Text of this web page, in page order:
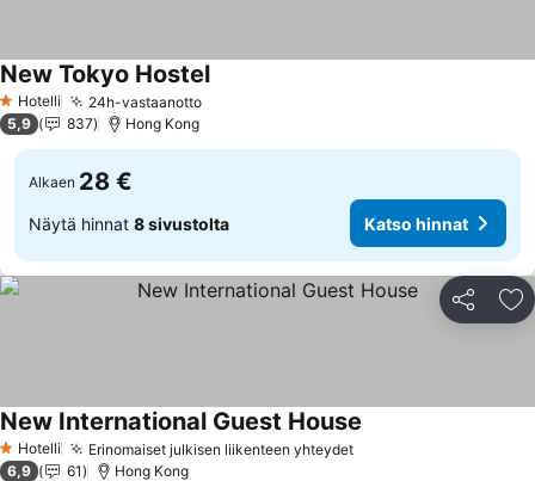
1 Tähtiluokitus
Hotelli 24h-vastaanotto
New Tokyo Hostel
5,9 837 Hong Kong
Alkaen 28 €
Näytä hinnat 8 sivustolta Katso hinnat
Jaa
1 Tähtiluokitus
Hotelli Erinomaiset julkisen liikenteen yhteydet
New International Guest House
6,9 61 Hong Kong